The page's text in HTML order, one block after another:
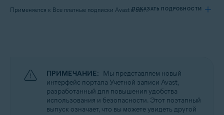
Применяется к Все платные подписки Avast в сегменте потребительских решений
ПОКАЗАТЬ ПОДРОБНОСТИ
Операционные системы:
Все поддерживаемые операционные системы
ПРИМЕЧАНИЕ: Мы представляем новый
интерфейс портала Учетной записи Avast,
разработанный для повышения удобства
использования и безопасности. Этот поэтапный
выпуск означает, что вы можете увидеть другой